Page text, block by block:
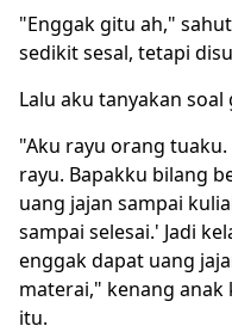
"Enggak gitu ah,"
sedikit sesal, tetapi
Lalu aku tanyakan
"Aku rayu orang
rayu. Bapakku bilang
uang jajan sampai
sampai selesai.' Jadi
enggak dapat uang
materai," kenang
itu.